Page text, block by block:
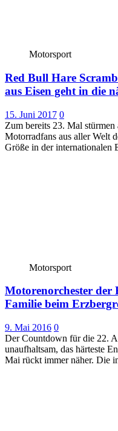
Motorsport
Red Bull Hare
aus Eisen geht in die
15. Juni 2017 0
Zum bereits 23. Mal
Motorradfans aus aller Welt
Größe in der internationalen
Motorsport
Motorenorchester der
Familie beim
9. Mai 2016 0
Der Countdown für die 22.
unaufhaltsam, das härteste
Mai rückt immer näher. Die